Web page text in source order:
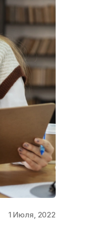
1 Июля, 2022